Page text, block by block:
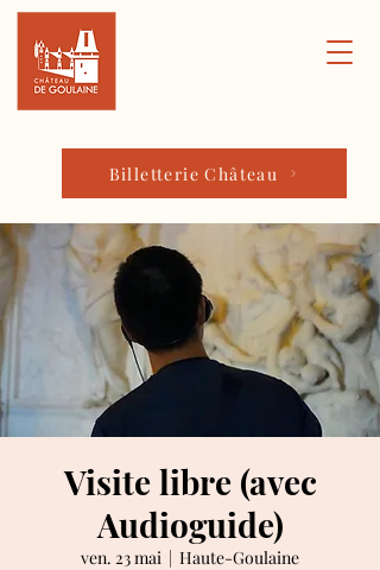
Billetterie Château
Visite libre (avec
Audioguide)
ven. 23 mai
  |
Haute-Goulaine